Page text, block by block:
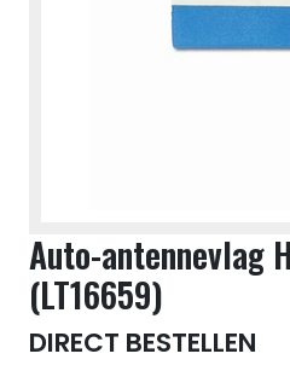
Auto-antennevlag
(LT16659)
DIRECT BESTELLEN